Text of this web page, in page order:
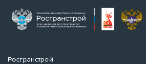
Росгранстрой